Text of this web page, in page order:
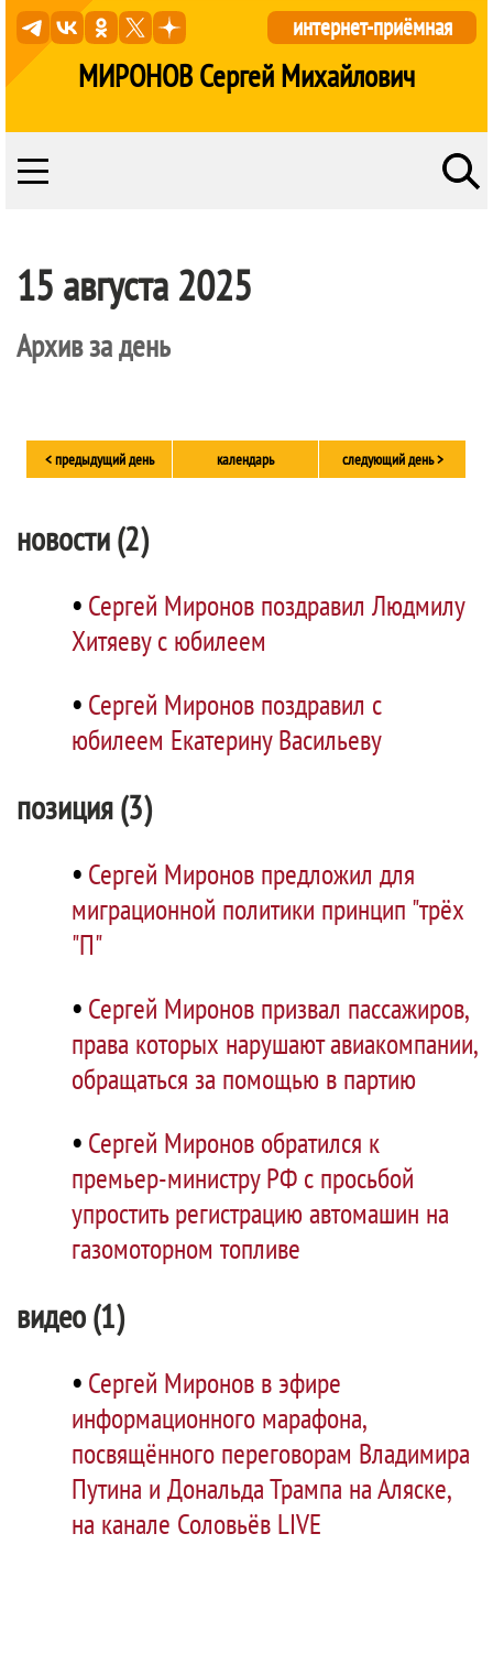
МИРОНОВ Сергей Михайлович
интернет-приёмная
15 августа 2025
Архив за день
< предыдущий день календарь следующий день >
новости (2)
• Сергей Миронов поздравил Людмилу
Хитяеву с юбилеем
• Сергей Миронов поздравил с
юбилеем Екатерину Васильеву
позиция (3)
• Сергей Миронов предложил для
миграционной политики принцип "трёх
"П"
• Сергей Миронов призвал пассажиров,
права которых нарушают авиакомпании,
обращаться за помощью в партию
• Сергей Миронов обратился к
премьер-министру РФ с просьбой
упростить регистрацию автомашин на
газомоторном топливе
видео (1)
• Сергей Миронов в эфире
информационного марафона,
посвящённого переговорам Владимира
Путина и Дональда Трампа на Аляске,
на канале Соловьёв LIVE